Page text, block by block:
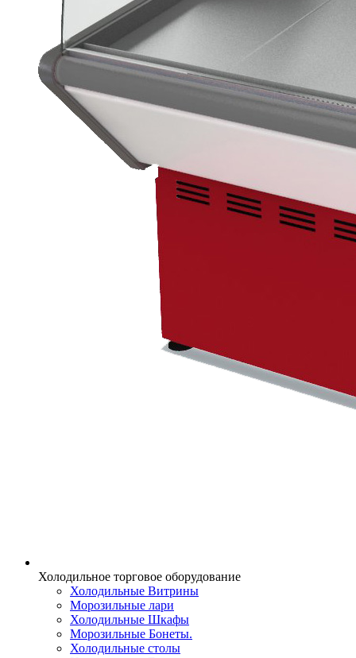
Холодильное торговое оборудование
Холодильные Витрины
Морозильные лари
Холодильные Шкафы
Морозильные Бонеты.
Холодильные столы